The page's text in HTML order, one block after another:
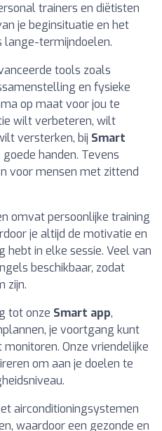
trainers en diëtisten
je beginsituatie en het
termijndoelen.
tools zoals
en fysieke
op maat voor jou te
wilt verbeteren, wilt
versterken, bij Smart
goede handen. Tevens
voor mensen met zittend
omvat persoonlijke training
je altijd de motivatie en
hebt in elke sessie. Veel van
beschikbaar, zodat
zijn.
tot onze Smart app,
je voortgang kunt
Onze vriendelijke
om aan je doelen te
airconditioningsystemen
waardoor een gezonde en